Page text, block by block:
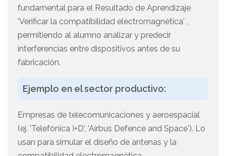
fundamental para el Resultado de Aprendizaje
'Verificar la compatibilidad electromagnética' ,
permitiendo al alumno analizar y predecir
interferencias entre dispositivos antes de su
fabricación.
Ejemplo en el sector productivo:
Empresas de telecomunicaciones y aeroespacial
(ej. 'Telefónica I+D', 'Airbus Defence and Space'). Lo
usan para simular el diseño de antenas y la